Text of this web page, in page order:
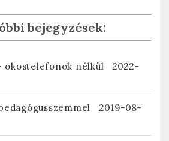
bejegyzések:
okostelefonok nélkül
2022-
2019-08-